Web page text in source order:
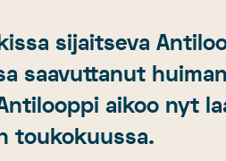
sijaitseva
saavuttanut
aikoo nyt
toukokuussa.